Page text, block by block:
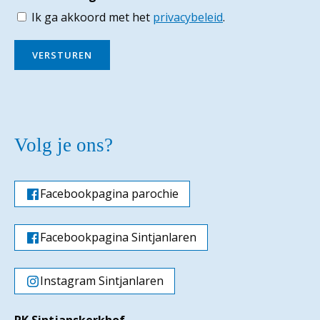
Ik ga akkoord met het privacybeleid.
VERSTUREN
Volg je ons?
Facebookpagina parochie
Facebookpagina Sintjanlaren
Instagram Sintjanlaren